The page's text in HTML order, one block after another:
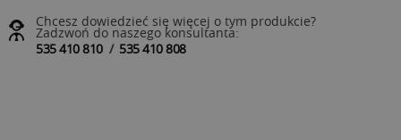
Chcesz dowiedzieć się więcej o tym produkcie?
Zadzwoń do naszego konsultanta:
535 410 810/ 535 410 808